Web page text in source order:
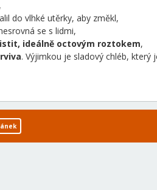
do vlhké utěrky, aby změkl,
se s lidmi,
ideálně octovým roztokem,
. Výjimkou je sladový chléb, který